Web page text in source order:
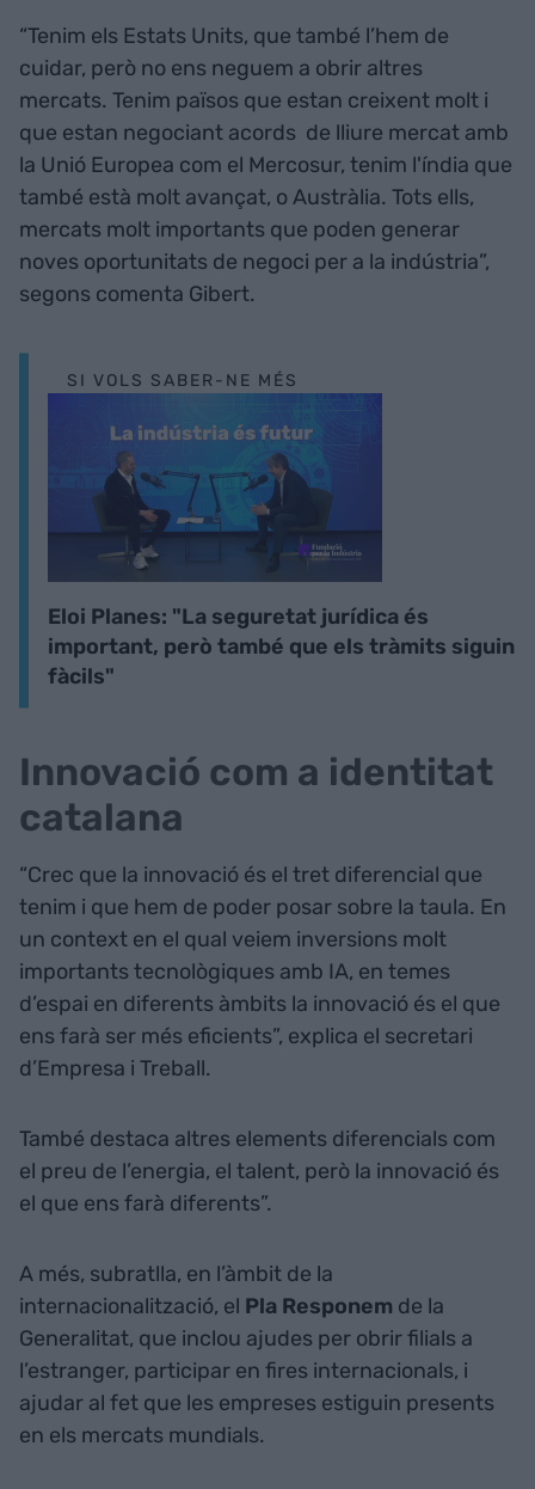
“Tenim els Estats Units, que també l’hem de
cuidar, però no ens neguem a obrir altres
mercats. Tenim països que estan creixent molt i
que estan negociant acords de lliure mercat amb
la Unió Europea com el Mercosur, tenim l'índia que
també està molt avançat, o Austràlia. Tots ells,
mercats molt importants que poden generar
noves oportunitats de negoci per a la indústria”,
segons comenta Gibert.
SI VOLS SABER-NE MÉS
Eloi Planes: "La seguretat jurídica és
important, però també que els tràmits siguin
fàcils"
Innovació com a identitat
catalana
“Crec que la innovació és el tret diferencial que
tenim i que hem de poder posar sobre la taula. En
un context en el qual veiem inversions molt
importants tecnològiques amb IA, en temes
d’espai en diferents àmbits la innovació és el que
ens farà ser més eficients”, explica el secretari
d’Empresa i Treball.
També destaca altres elements diferencials com
el preu de l’energia, el talent, però la innovació és
el que ens farà diferents”.
A més, subratlla, en l’àmbit de la
internacionalització, el Pla Responem de la
Generalitat, que inclou ajudes per obrir filials a
l’estranger, participar en fires internacionals, i
ajudar al fet que les empreses estiguin presents
en els mercats mundials.